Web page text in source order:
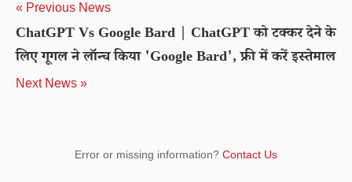
« Previous News
ChatGPT Vs Google Bard | ChatGPT को टक्कर देने के
लिए गूगल ने लॉन्च किया 'Google Bard', फ्री में करें इस्तेमाल
Next News »
Error or missing information? Contact Us